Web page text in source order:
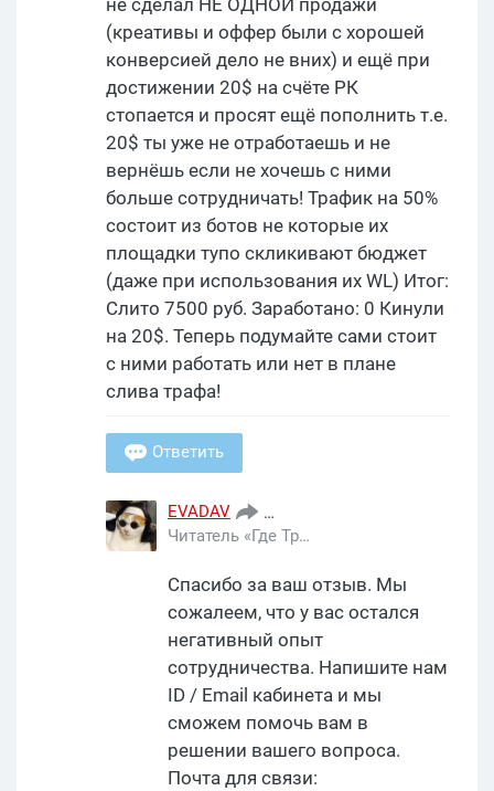
(креативы и оффер были с хорошей
конверсией дело не вних) и ещё при
достижении 20$ на счёте РК
стопается и просят ещё пополнить т.е.
20$ ты уже не отработаешь и не
вернёшь если не хочешь с ними
больше сотрудничать! Трафик на 50%
состоит из ботов не которые их
площадки тупо скликивают бюджет
(даже при использования их WL) Итог:
Слито 7500 руб. Заработано: 0 Кинули
на 20$. Теперь подумайте сами стоит
с ними работать или нет в плане
слива трафа!
Ответить
EVADAV cpaconvert
Читатель «Где Трафика»
Спасибо за ваш отзыв. Мы
сожалеем, что у вас остался
негативный опыт
сотрудничества. Напишите нам
ID / Email кабинета и мы
сможем помочь вам в
решении вашего вопроса.
Почта для связи: